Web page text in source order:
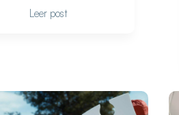
Leer post